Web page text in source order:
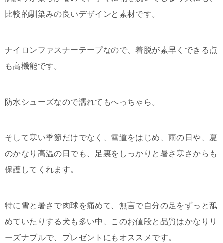
比較的馴染みの良いデザインと素材です。
ナイロンファスナーテープなので、着脱が素早くできる点
も高機能です。
防水シューズなので濡れてもへっちゃら。
そして寒い季節だけでなく、雪道をはじめ、雨の日や、夏
のかなり高温の日でも、足裏をしっかりと暑さ寒さからも
保護してくれます。
特に雪と暑さで肉球を痛めて、無言で自分の足をずっと舐
めていたりする犬も多い中、このお値段と品質はかなりリ
ーズナブルで、プレゼントにもオススメです。